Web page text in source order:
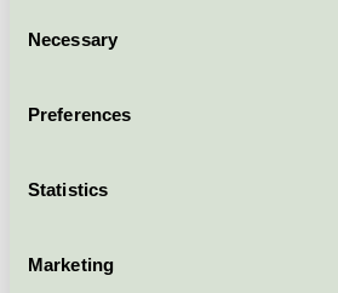
Selection
Necessary
Preferences
Statistics
Marketing